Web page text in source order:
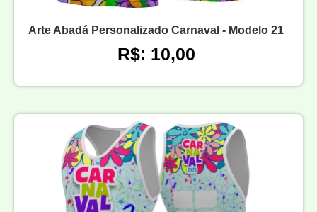
Arte Abadá Personalizado Carnaval - Modelo 21
R$: 10,00